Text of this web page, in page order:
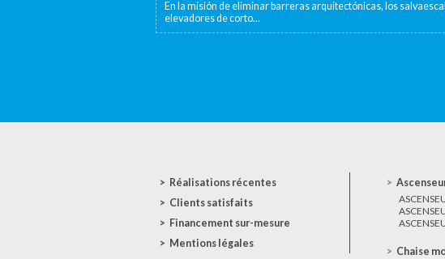
En la misión de eliminar barreras arquitectónicas, los
elevadores de corto...
Réalisations récentes
Clients satisfaits
Financement sur-mesure
Mentions légales
Chaise